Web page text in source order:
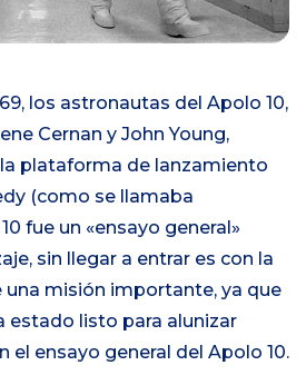
los astronautas del Apolo 10,
Cernan y John Young,
plataforma de lanzamiento
(como se llamaba
fue un «ensayo general»
sin llegar a entrar es con la
una misión importante, ya que
estado listo para alunizar
el ensayo general del Apolo 10.